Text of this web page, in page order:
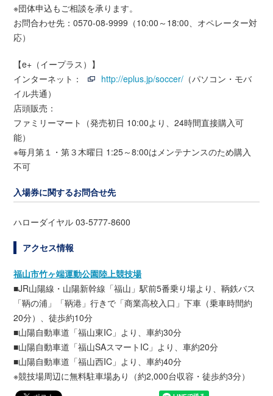
※団体申込もご相談を承ります。
お問合わせ先：0570-08-9999（10:00～18:00、オペレーター対
応）
【e+（イープラス）】
インターネット：
http://eplus.jp/soccer/ （パソコン・モバ
イル共通）
店頭販売：
ファミリーマート（発売初日 10:00より、24時間直接購入可
能）
※毎月第１・第３木曜日 1:25～8:00はメンテナンスのため購入
不可
入場券に関するお問合せ先
ハローダイヤル 03-5777-8600
アクセス情報
福山市竹ヶ端運動公園陸上競技場
■JR山陽線・山陽新幹線「福山」駅前5番乗り場より、鞆鉄バス
「鞆の浦」「鞆港」行きで「商業高校入口」下車（乗車時間約
20分）、徒歩約10分
■山陽自動車道「福山東IC」より、車約30分
■山陽自動車道「福山SAスマートIC」より、車約20分
■山陽自動車道「福山西IC」より、車約40分
※競技場周辺に無料駐車場あり（約2,000台収容・徒歩約3分）